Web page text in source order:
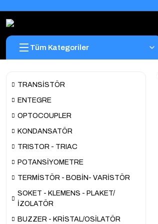
Tüm Kategoriler
TRANSİSTÖR
ENTEGRE
OPTOCOUPLER
KONDANSATÖR
TRISTOR - TRIAC
POTANSİYOMETRE
TERMİSTÖR - BOBİN- VARİSTÖR
SOKET - KLEMENS - PLAKET/
İZOLATÖR
BUZZER - KRİSTAL/OSİLATÖR